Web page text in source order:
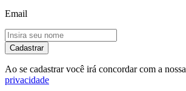
Email
Cadastrar
Ao se cadastrar você irá concordar com a nossa
privacidade